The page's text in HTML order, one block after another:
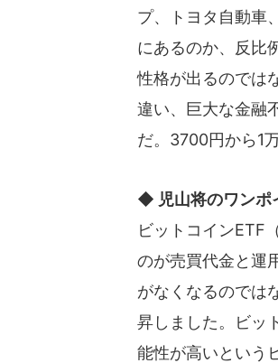
プ、トヨタ自動車
にあるのか、反比
性格が出るのでは
違い、巨大な金融
だ。3700円から1
◆ 児山将のワンポ
ビットコインETF
のが売買代金と運
がなくなるのでは
昇しました。ビッ
能性が高いという